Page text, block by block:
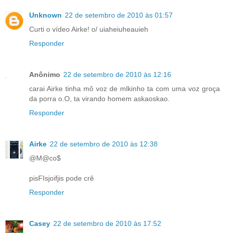
Unknown 22 de setembro de 2010 às 01:57
Curti o vídeo Airke! o/ uiaheiuheauieh
Responder
Anônimo 22 de setembro de 2010 às 12:16
carai Airke tinha mô voz de mlkinho ta com uma voz groça
da porra o.O, ta virando homem askaoskao.
Responder
Airke 22 de setembro de 2010 às 12:38
@M@co$
pisFIsjoifjis pode crê
Responder
Casey 22 de setembro de 2010 às 17:52